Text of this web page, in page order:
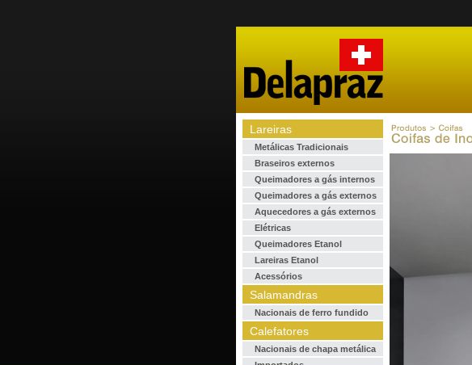
Lareiras
Metálicas Tradicionais
Braseiros externos
Queimadores a gás internos
Queimadores a gás externos
Aquecedores a gás externos
Elétricas
Queimadores Etanol
Lareiras Etanol
Acessórios
Salamandras
Nacionais de ferro fundido
Calefatores
Nacionais de chapa metálica